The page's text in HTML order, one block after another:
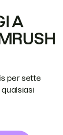
A
per sette
qualsiasi